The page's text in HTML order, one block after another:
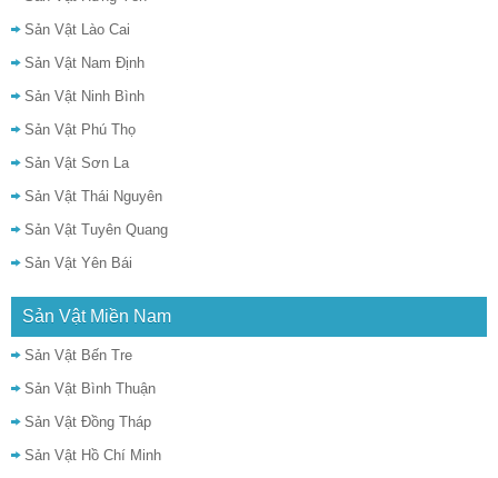
Sản Vật Lào Cai
Sản Vật Nam Định
Sản Vật Ninh Bình
Sản Vật Phú Thọ
Sản Vật Sơn La
Sản Vật Thái Nguyên
Sản Vật Tuyên Quang
Sản Vật Yên Bái
Sản Vật Miền Nam
Sản Vật Bến Tre
Sản Vật Bình Thuận
Sản Vật Đồng Tháp
Sản Vật Hồ Chí Minh